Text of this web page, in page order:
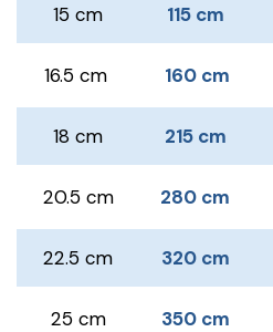
15 cm 115 cm
16.5 cm 160 cm
18 cm 215 cm
20.5 cm 280 cm
22.5 cm 320 cm
25 cm 350 cm